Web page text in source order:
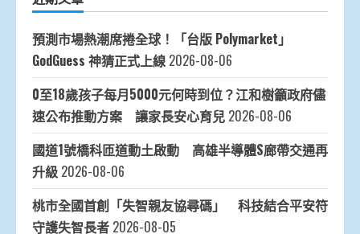
預測市場熱潮席捲全球！「台版 Polymarket」
GodGuess 神猜正式上線 2026-08-06
0至18歲孩子每月5000元何時到位？江和樹籲政府儘
速公布推動方案 讓家長安心育兒 2026-08-06
國道1號橋科匝道動土啟動 高雄半導體S廊帶交通再
升級 2026-08-06
桃市全國首創「失智親友協尋碼」 科技結合平安符
守護失智長者 2026-08-05